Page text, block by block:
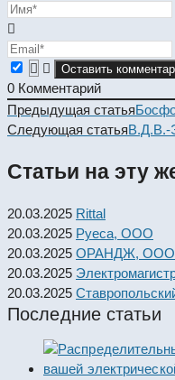
0 Комментарий
Read
more
Предыдущая статья
Следующая статьяВ.Д.В.-
Статьи на эту
20.03.2025 Rittal
20.03.2025 Руеса, ООО
20.03.2025 ОРАНДЖ, ООО
20.03.2025
20.03.2025
Последние статьи